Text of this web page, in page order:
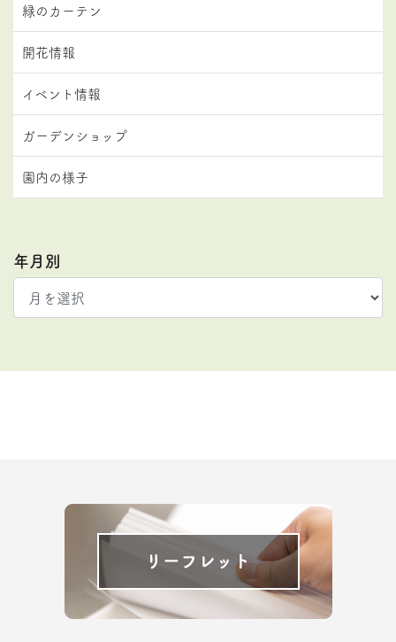
緑のカーテン
開花情報
イベント情報
ガーデンショップ
園内の様子
年月別